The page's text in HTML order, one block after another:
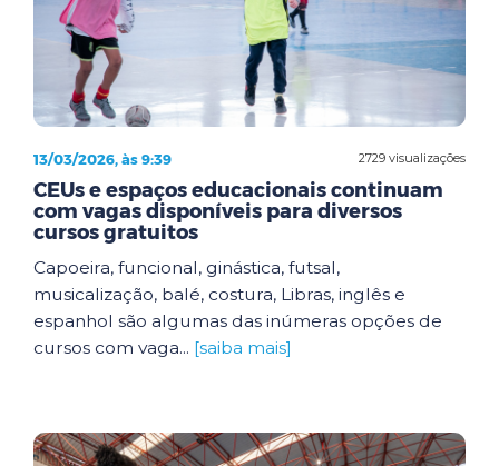
2729 visualizações
13/03/2026, às 9:39
CEUs e espaços educacionais continuam
com vagas disponíveis para diversos
cursos gratuitos
Capoeira, funcional, ginástica, futsal,
musicalização, balé, costura, Libras, inglês e
espanhol são algumas das inúmeras opções de
cursos com vaga... [saiba mais]